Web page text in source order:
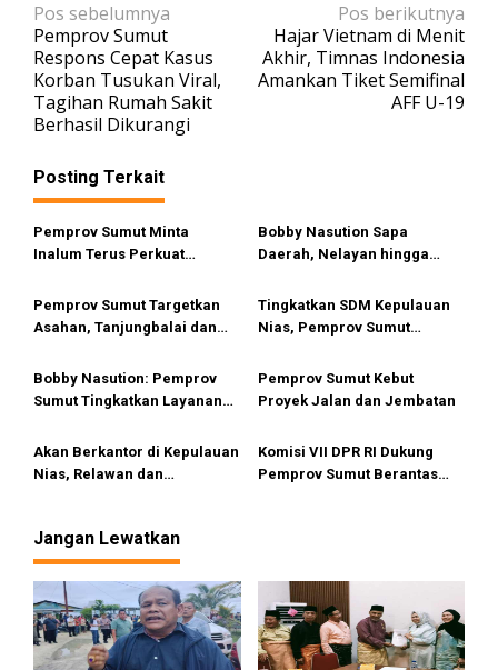
N
a
v
i
g
a
s
i
p
o
s
Pos sebelumnya
Pemprov Sumut
Respons Cepat Kasus
Korban Tusukan Viral,
Tagihan Rumah Sakit
Berhasil Dikurangi
Pos berikutnya
Hajar Vietnam di Menit
Akhir, Timnas Indonesia
Amankan Tiket Semifinal
AFF U-19
Posting Terkait
Pemprov Sumut Minta
Inalum Terus Perkuat
Lingkungan di Kawasan
Danau Toba
Bobby Nasution Sapa
Daerah, Nelayan hingga
Dapat Bantuan Pemprov
Sumut
Pemprov Sumut Targetkan
Asahan, Tanjungbalai dan
Tingkatkan SDM Kepulauan
Nias, Pemprov Sumut
Sukma
Bobby Nasution: Pemprov
Sumut Tingkatkan Layanan
Inap Tahun ini
Pemprov Sumut Kebut
Proyek Jalan dan Jembatan
Akan Berkantor di Kepulauan
Nias, Relawan dan
Komisi VII DPR RI Dukung
Pemprov Sumut Berantas
Jangan Lewatkan